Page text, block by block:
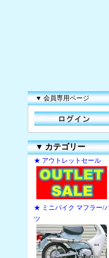
▼ 会員専用ページ
▼カテゴリー
★ アウトレットセール
★ ミニバイク マフラー/
ツ